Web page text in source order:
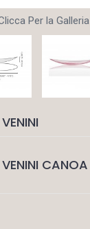
Per la Galleria
CANOA